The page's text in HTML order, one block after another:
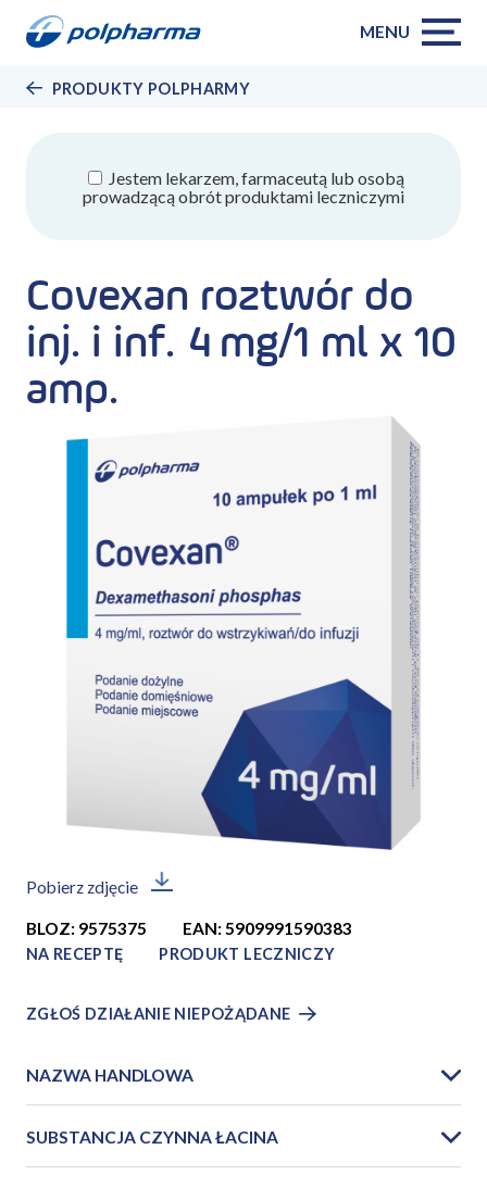
MENU
PRODUKTY POLPHARMY
Jestem lekarzem, farmaceutą lub osobą
prowadzącą obrót produktami leczniczymi
Covexan roztwór do
inj. i inf. 4 mg/1 ml x 10
amp.
Pobierz zdjęcie
BLOZ: 9575375 EAN: 5909991590383
NA RECEPTĘ PRODUKT LECZNICZY
ZGŁOŚ DZIAŁANIE NIEPOŻĄDANE
NAZWA HANDLOWA
SUBSTANCJA CZYNNA ŁACINA